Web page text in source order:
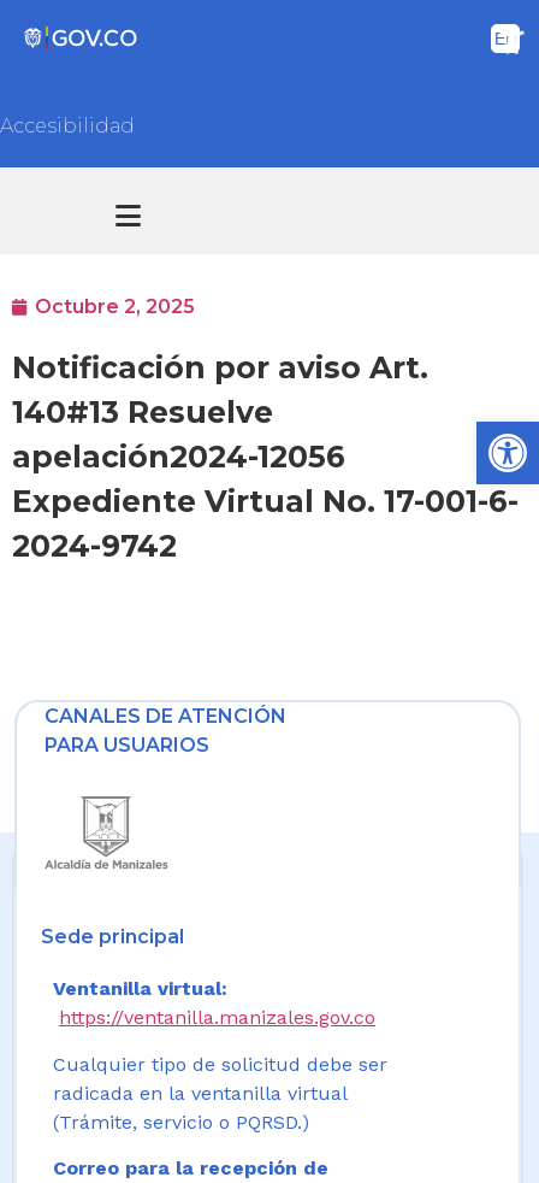
Accesibilidad
Octubre 2, 2025
Notificación por aviso Art.
140#13 Resuelve
apelación2024-12056
Expediente Virtual No. 17-001-6-
2024-9742
CANALES DE ATENCIÓN
PARA USUARIOS
Sede principal
Ventanilla virtual:
https://ventanilla.manizales.gov.co
Cualquier tipo de solicitud debe ser
radicada en la ventanilla virtual
(Trámite, servicio o PQRSD.)
Correo para la recepción de